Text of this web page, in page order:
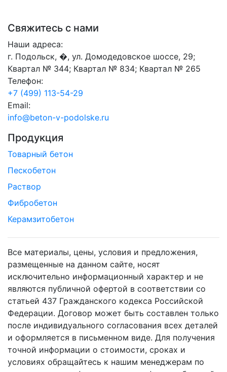
Свяжитесь с нами
Наши адреса:
г. Подольск, �, ул. Домодедовское шоссе, 29;
Квартал № 344; Квартал № 834; Квартал № 265
Телефон:
+7 (499) 113-54-29
Email:
info@beton-v-podolske.ru
Продукция
Товарный бетон
Пескобетон
Раствор
Фибробетон
Керамзитобетон
Все материалы, цены, условия и предложения,
размещенные на данном сайте, носят
исключительно информационный характер и не
являются публичной офертой в соответствии со
статьей 437 Гражданского кодекса Российской
Федерации. Договор может быть составлен только
после индивидуального согласования всех деталей
и оформляется в письменном виде. Для получения
точной информации о стоимости, сроках и
условиях обращайтесь к нашим менеджерам по